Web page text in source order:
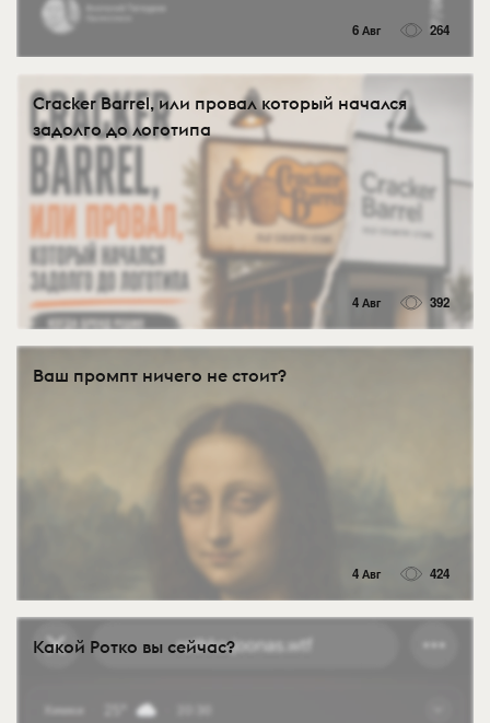
6 Авг 264
Cracker Barrel, или провал который начался
задолго до логотипа
4 Авг 392
Ваш промпт ничего не стоит?
4 Авг 424
Какой Ротко вы сейчас?